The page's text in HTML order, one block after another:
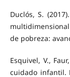
Duclós, S.
de pobreza:
Esquivel, V.,
cuidado infantil.